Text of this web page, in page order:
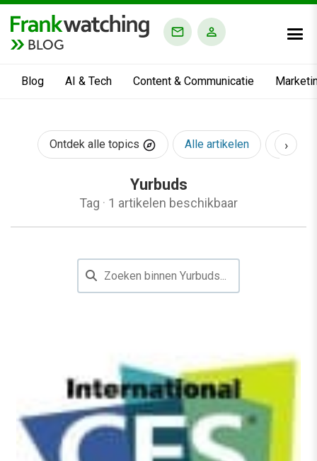
BLOG
Blog AI & Tech Content & Communicatie
Ontdek alle topics Alle artikelen AI &
›
Yurbuds
Tag · 1 artikelen beschikbaar